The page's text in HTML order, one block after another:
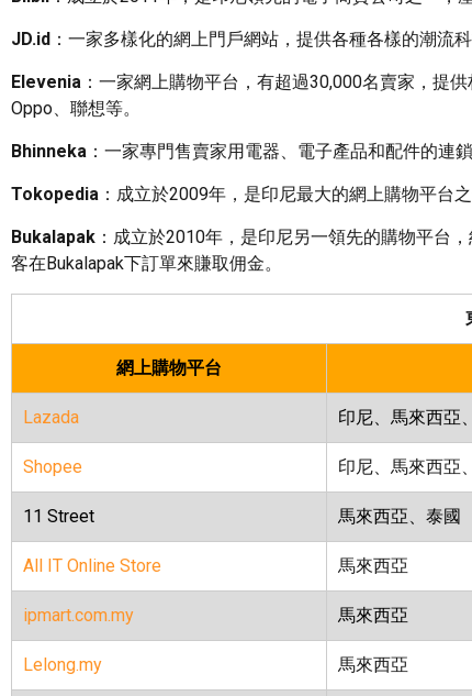
JD.id ：一家多樣化的網上門戶網站，提供各種各樣的潮流
Elevenia ：一家網上購物平台，有超過30,000名賣家，提
Oppo、聯想等。
Bhinneka ：一家專門售賣家用電器、電子產品和配件的連
Tokopedia ：成立於2009年，是印尼最大的網上購物平台
Bukalapak ：成立於2010年，是印尼另一領先的購物平台
客在Bukalapak下訂單來賺取佣金。
網上購物平台
Lazada 印尼、馬來西亞
Shopee 印尼、馬來西亞
11 Street 馬來西亞、泰國
All IT Online Store 馬來西亞
ipmart.com.my 馬來西亞
Lelong.my 馬來西亞